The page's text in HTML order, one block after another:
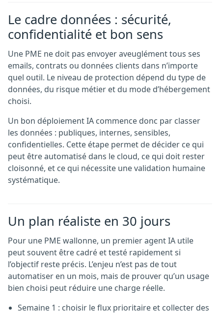
Le cadre données : sécurité,
confidentialité et bon sens
Une PME ne doit pas envoyer aveuglément tous ses
emails, contrats ou données clients dans n’importe
quel outil. Le niveau de protection dépend du type de
données, du risque métier et du mode d’hébergement
choisi.
Un bon déploiement IA commence donc par classer
les données : publiques, internes, sensibles,
confidentielles. Cette étape permet de décider ce qui
peut être automatisé dans le cloud, ce qui doit rester
cloisonné, et ce qui nécessite une validation humaine
systématique.
Un plan réaliste en 30 jours
Pour une PME wallonne, un premier agent IA utile
peut souvent être cadré et testé rapidement si
l’objectif reste précis. L’enjeu n’est pas de tout
automatiser en un mois, mais de prouver qu’un usage
bien choisi peut réduire une charge réelle.
Semaine 1 : choisir le flux prioritaire et collecter des